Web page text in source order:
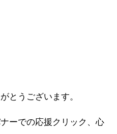
とうございます。
ーでの応援クリック、心